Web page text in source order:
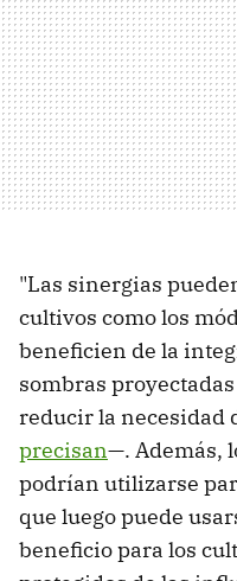
"Las sinergias
cultivos como los
beneficien de la
sombras
reducir la necesidad
precisan—. Además,
podrían utilizarse
que luego puede
beneficio para los